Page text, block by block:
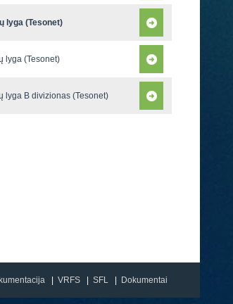
lyga (Tesonet)
lyga (Tesonet)
lyga B divizionas (Tesonet)
VRFS SFL Dokumentai